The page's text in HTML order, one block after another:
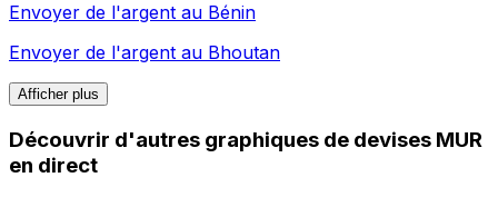
Envoyer de l'argent au Bénin
Envoyer de l'argent au Bhoutan
Afficher plus
Découvrir d'autres graphiques de devises MUR
en direct